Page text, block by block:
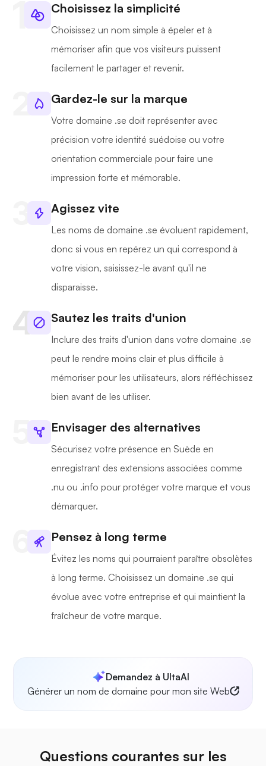
Choisissez la simplicité
Choisissez un nom simple à épeler et à
mémoriser afin que vos visiteurs puissent
facilement le partager et revenir.
Gardez-le sur la marque
Votre domaine .se doit représenter avec
précision votre identité suédoise ou votre
orientation commerciale pour faire une
impression forte et mémorable.
Agissez vite
Les noms de domaine .se évoluent rapidement,
donc si vous en repérez un qui correspond à
votre vision, saisissez-le avant qu'il ne
disparaisse.
Sautez les traits d'union
Inclure des traits d'union dans votre domaine .se
peut le rendre moins clair et plus difficile à
mémoriser pour les utilisateurs, alors réfléchissez
bien avant de les utiliser.
Envisager des alternatives
Sécurisez votre présence en Suède en
enregistrant des extensions associées comme
.nu ou .info pour protéger votre marque et vous
démarquer.
Pensez à long terme
Évitez les noms qui pourraient paraître obsolètes
à long terme. Choisissez un domaine .se qui
évolue avec votre entreprise et qui maintient la
fraîcheur de votre marque.
Demandez à UltaAI
Générer un nom de domaine pour mon site Web
Questions courantes sur les